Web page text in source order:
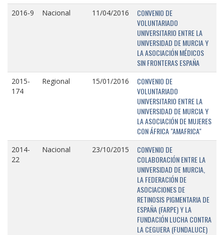
2016-9 Nacional 11/04/2016
CONVENIO DE
VOLUNTARIADO
UNIVERSITARIO ENTRE LA
UNIVERSIDAD DE MURCIA Y
LA ASOCIACIÓN MÉDICOS
SIN FRONTERAS ESPAÑA
2015-
174
Regional 15/01/2016
CONVENIO DE
VOLUNTARIADO
UNIVERSITARIO ENTRE LA
UNIVERSIDAD DE MURCIA Y
LA ASOCIACIÓN DE MUJERES
CON ÁFRICA "AMAFRICA"
2014-
22
Nacional 23/10/2015
CONVENIO DE
COLABORACIÓN ENTRE LA
UNIVERSIDAD DE MURCIA,
LA FEDERACIÓN DE
ASOCIACIONES DE
RETINOSIS PIGMENTARIA DE
ESPAÑA (FARPE) Y LA
FUNDACIÓN LUCHA CONTRA
LA CEGUERA (FUNDALUCE)